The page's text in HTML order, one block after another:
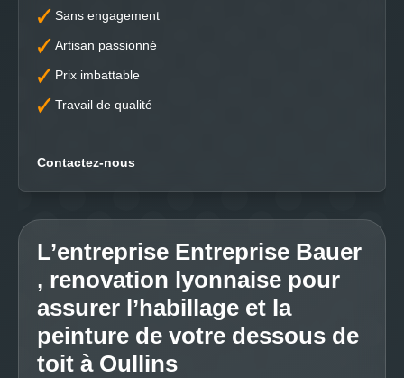
Sans engagement
Artisan passionné
Prix imbattable
Travail de qualité
Contactez-nous
L’entreprise Entreprise Bauer
, renovation lyonnaise pour
assurer l’habillage et la
peinture de votre dessous de
toit à Oullins